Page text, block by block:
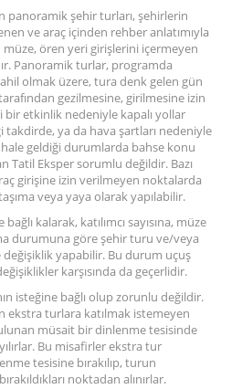
panoramik şehir turları, şehirlerin
ve araç içinden rehber anlatımıyla
ören yeri girişlerini içermeyen
Panoramik turlar, programda
olmak üzere, tura denk gelen gün
gezilmesine, girilmesine izin
etkinlik nedeniyle kapalı yollar
takdirde, ya da hava şartları nedeniyle
hale geldiği durumlarda bahse konu
Tatil Eksper sorumlu değildir. Bazı
girişine izin verilmeyen noktalarda
veya yaya olarak yapılabilir.
kalarak, katılımcı sayısına, müze
durumuna göre şehir turu ve/veya
yapabilir. Bu durum uçuş
karşısında da geçerlidir.
isteğine bağlı olup zorunlu değildir.
ekstra turlara katılmak istemeyen
müsait bir dinlenme tesisinde
Bu misafirler ekstra tur
tesisine bırakılıp, turun
noktadan alınırlar.